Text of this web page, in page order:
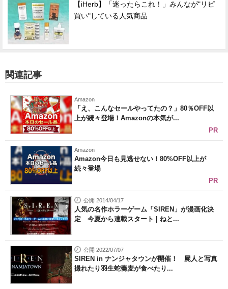
【iHerb】「迷ったらこれ！」みんなが"リピ
買い"している人気商品
関連記事
Amazon
「え、こんなセールやってたの？」80％OFF以
上が続々登場！Amazonの本気が...
PR
Amazon
Amazon今日も見逃せない！80%OFF以上が
続々登場
PR
公開 2014/04/17
人気の名作ホラーゲーム「SIREN」が漫画化決
定 今夏から連載スタート | ねと...
公開 2022/07/07
SIREN in ナンジャタウンが開催！ 屍人と写真
撮れたり羽生蛇蕎麦が食べたり...